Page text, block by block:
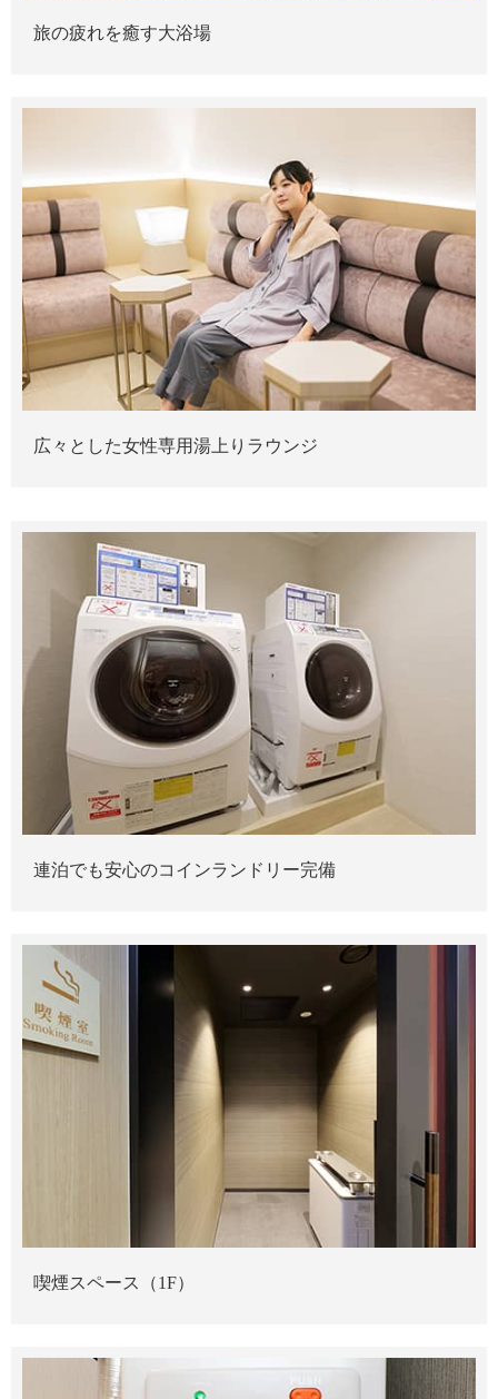
旅の疲れを癒す大浴場
広々とした女性専用湯上りラウンジ
連泊でも安心のコインランドリー完備
喫煙スペース（1F）